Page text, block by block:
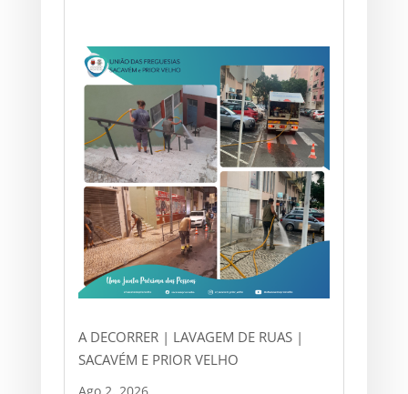
A DECORRER | LAVAGEM DE RUAS |
SACAVÉM E PRIOR VELHO